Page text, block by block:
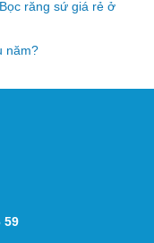
răng sứ giá rẻ ở
năm?
59